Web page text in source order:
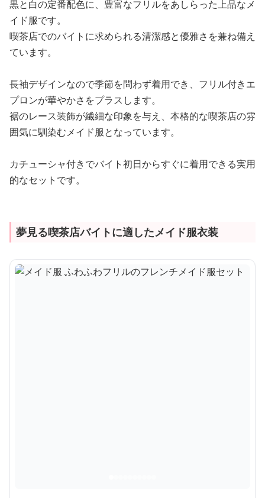
黒と白の定番配色に、豊富なフリルをあしらった上品なメ
イド服です。
喫茶店でのバイトに求められる清潔感と優雅さを兼ね備え
ています。
長袖デザインなので季節を問わず着用でき、フリル付きエ
プロンが華やかさをプラスします。
裾のレース装飾が繊細な印象を与え、本格的な喫茶店の雰
囲気に馴染むメイド服となっています。
カチューシャ付きでバイト初日からすぐに着用できる実用
的なセットです。
夢見る喫茶店バイトに適したメイド服衣装